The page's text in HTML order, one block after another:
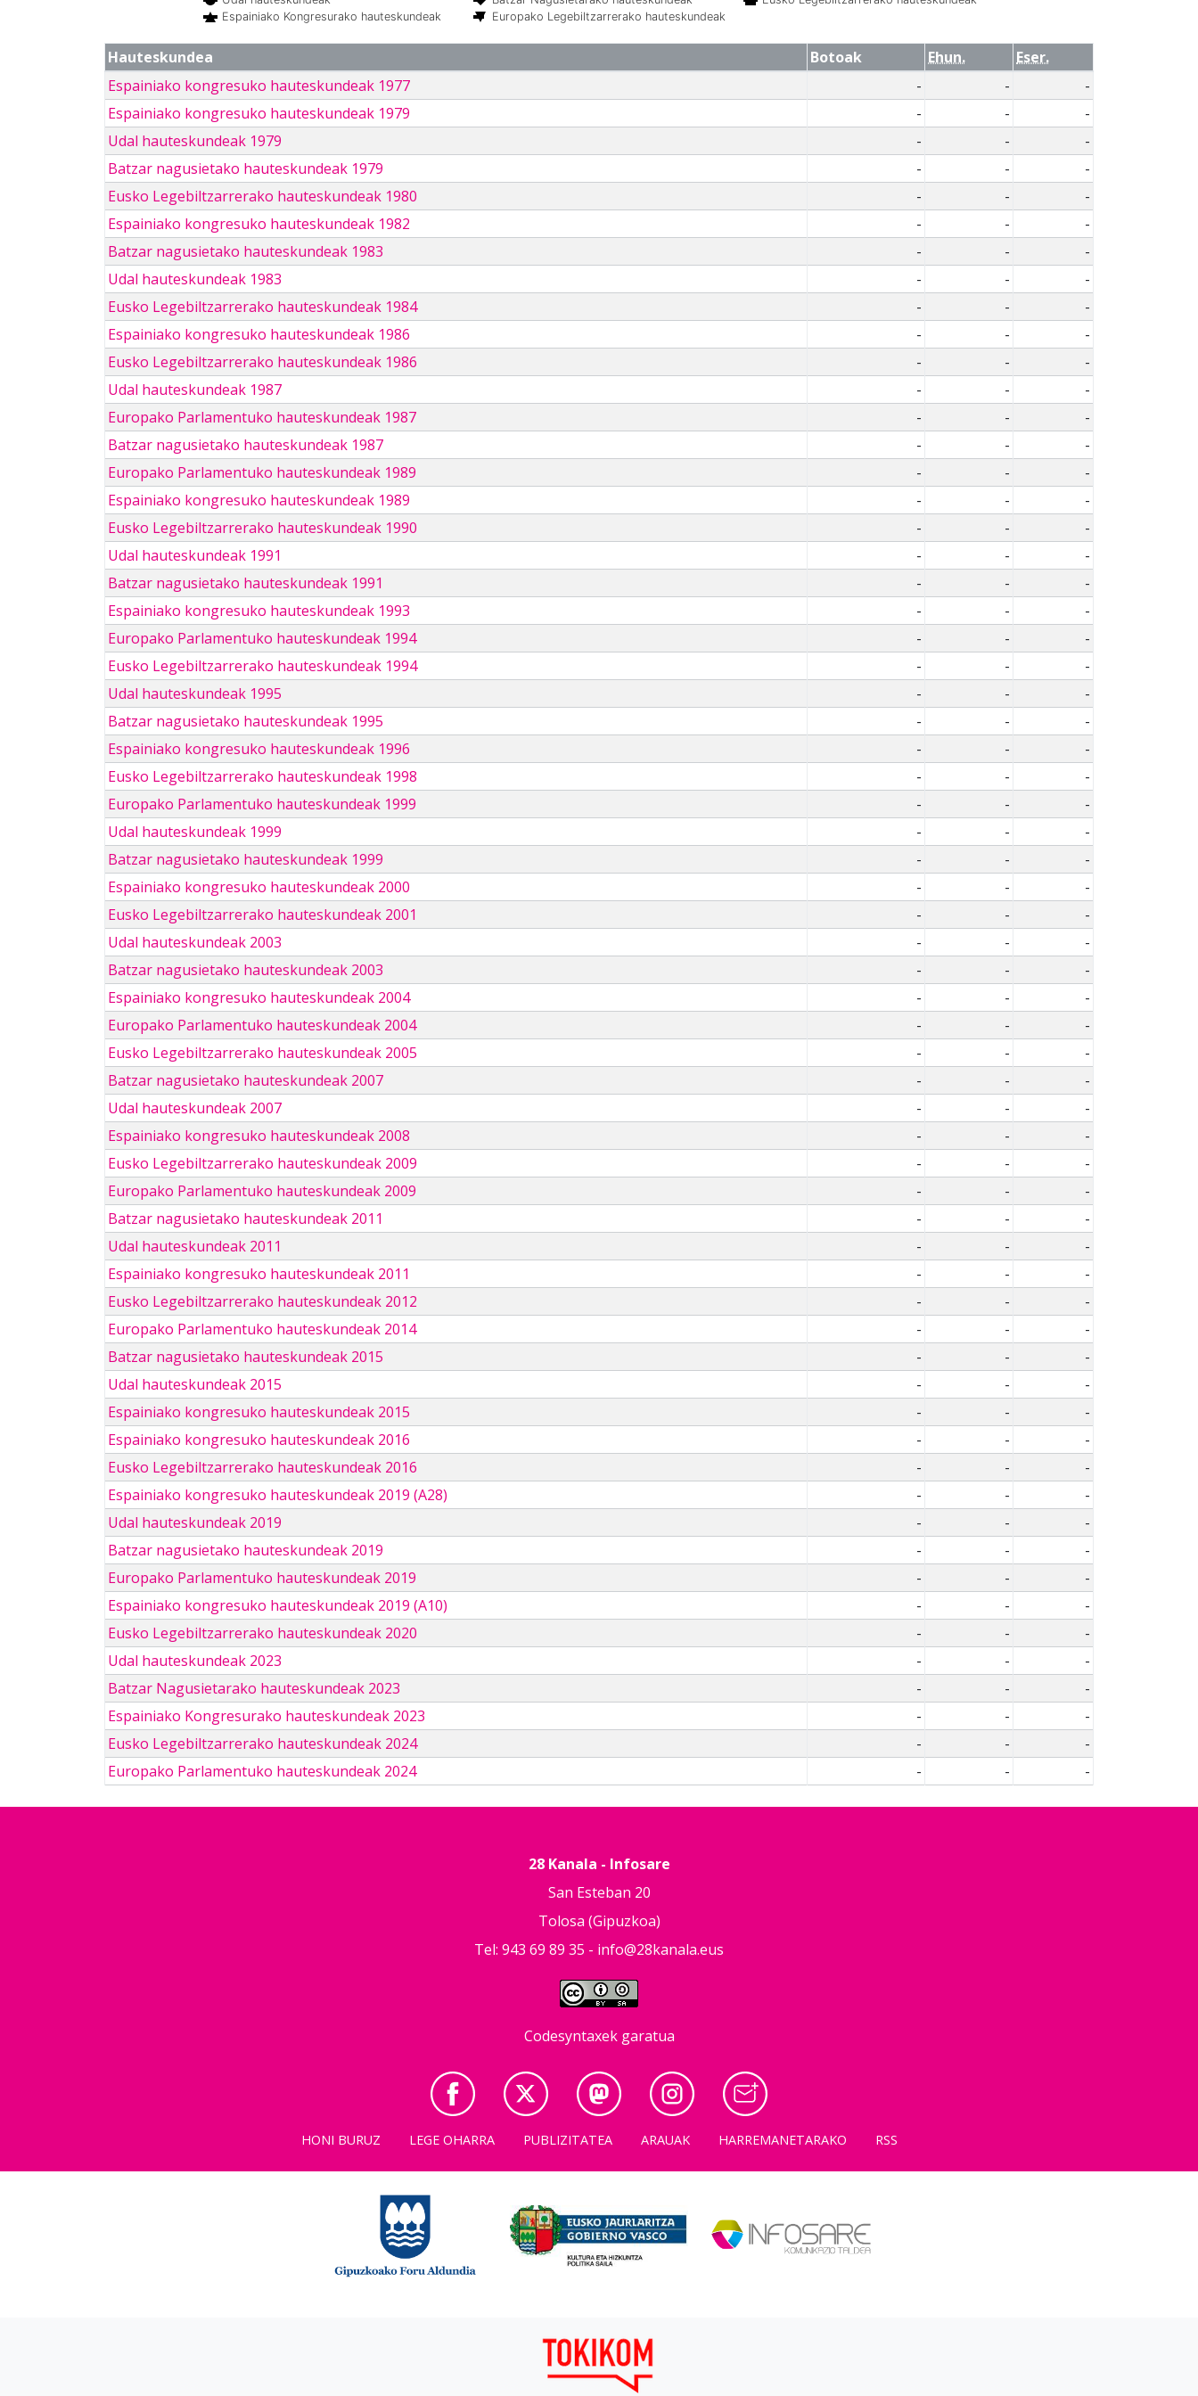
Espainiako Kongresurako hauteskundeak
Europako Legebiltzarrerako hauteskundeak
Hauteskundea Botoak Ehun.
Eser.
Espainiako kongresuko hauteskundeak 1977
- -
-
Espainiako kongresuko hauteskundeak 1979
- -
-
Udal hauteskundeak 1979
- -
-
Batzar nagusietako hauteskundeak 1979
- -
-
Eusko Legebiltzarrerako hauteskundeak 1980
- -
-
Espainiako kongresuko hauteskundeak 1982
- -
-
Batzar nagusietako hauteskundeak 1983
- -
-
Udal hauteskundeak 1983
- -
-
Eusko Legebiltzarrerako hauteskundeak 1984
- -
-
Espainiako kongresuko hauteskundeak 1986
- -
-
Eusko Legebiltzarrerako hauteskundeak 1986
- -
-
Udal hauteskundeak 1987
- -
-
Europako Parlamentuko hauteskundeak 1987
- -
-
Batzar nagusietako hauteskundeak 1987
- -
-
Europako Parlamentuko hauteskundeak 1989
- -
-
Espainiako kongresuko hauteskundeak 1989
- -
-
Eusko Legebiltzarrerako hauteskundeak 1990
- -
-
Udal hauteskundeak 1991
- -
-
Batzar nagusietako hauteskundeak 1991
- -
-
Espainiako kongresuko hauteskundeak 1993
- -
-
Europako Parlamentuko hauteskundeak 1994
- -
-
Eusko Legebiltzarrerako hauteskundeak 1994
- -
-
Udal hauteskundeak 1995
- -
-
Batzar nagusietako hauteskundeak 1995
- -
-
Espainiako kongresuko hauteskundeak 1996
- -
-
Eusko Legebiltzarrerako hauteskundeak 1998
- -
-
Europako Parlamentuko hauteskundeak 1999
- -
-
Udal hauteskundeak 1999
- -
-
Batzar nagusietako hauteskundeak 1999
- -
-
Espainiako kongresuko hauteskundeak 2000
- -
-
Eusko Legebiltzarrerako hauteskundeak 2001
- -
-
Udal hauteskundeak 2003
- -
-
Batzar nagusietako hauteskundeak 2003
- -
-
Espainiako kongresuko hauteskundeak 2004
- -
-
Europako Parlamentuko hauteskundeak 2004
- -
-
Eusko Legebiltzarrerako hauteskundeak 2005
- -
-
Batzar nagusietako hauteskundeak 2007
- -
-
Udal hauteskundeak 2007
- -
-
Espainiako kongresuko hauteskundeak 2008
- -
-
Eusko Legebiltzarrerako hauteskundeak 2009
- -
-
Europako Parlamentuko hauteskundeak 2009
- -
-
Batzar nagusietako hauteskundeak 2011
- -
-
Udal hauteskundeak 2011
- -
-
Espainiako kongresuko hauteskundeak 2011
- -
-
Eusko Legebiltzarrerako hauteskundeak 2012
- -
-
Europako Parlamentuko hauteskundeak 2014
- -
-
Batzar nagusietako hauteskundeak 2015
- -
-
Udal hauteskundeak 2015
- -
-
Espainiako kongresuko hauteskundeak 2015
- -
-
Espainiako kongresuko hauteskundeak 2016
- -
-
Eusko Legebiltzarrerako hauteskundeak 2016
- -
-
Espainiako kongresuko hauteskundeak 2019 (A28)
- -
-
Udal hauteskundeak 2019
- -
-
Batzar nagusietako hauteskundeak 2019
- -
-
Europako Parlamentuko hauteskundeak 2019
- -
-
Espainiako kongresuko hauteskundeak 2019 (A10)
- -
-
Eusko Legebiltzarrerako hauteskundeak 2020
- -
-
Udal hauteskundeak 2023
- -
-
Batzar Nagusietarako hauteskundeak 2023
- -
-
Espainiako Kongresurako hauteskundeak 2023
- -
-
Eusko Legebiltzarrerako hauteskundeak 2024
- -
-
Europako Parlamentuko hauteskundeak 2024
- - -
28 Kanala - Infosare
San Esteban 20
Tolosa (Gipuzkoa)
Tel: 943 69 89 35 - info@28kanala.eus
Codesyntaxek garatua
HONI BURUZ LEGE OHARRA PUBLIZITATEA ARAUAK HARREMANETARAKO RSS